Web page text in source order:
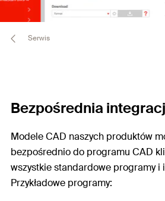
Serwis
Bezpośrednia
Modele CAD naszych produktów
bezpośrednio do programu CAD
wszystkie standardowe programy i
Przykładowe programy: